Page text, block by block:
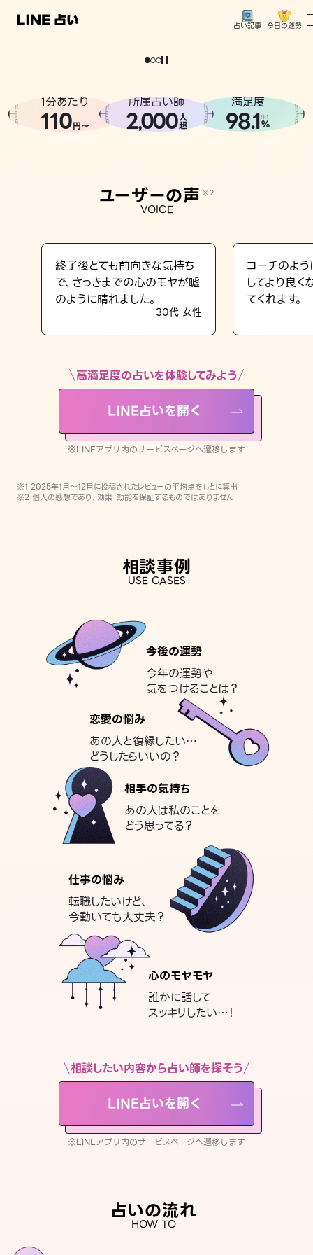
占い記事 今日の運勢
相談事例
LINE占いを開く
※LINEアプリ内のサービスページへ遷移します
どうせなら
。
1分あたり
110円〜
所属占い師
2,000人
超
満足度
98.1※1
%
ユーザーの声 ※2
VOICE
終了後とても前向きな気持ち
で、さっきまでの心のモヤが嘘
のように晴れました。
30代 女性
コーチのよ
してより良
てくれます。
高満足度の占いを体験してみよう
LINE占いを開く
※LINEアプリ内のサービスページへ遷移します
※1 2025年1月〜12月に投稿されたレビューの平均点をもとに算出
※2 個人の感想であり、効果・効能を保証するものではありません
相談事例
USE CASES
今後の運勢
今年の運勢や
気をつけることは？
恋愛の悩み
あの人と復縁したい…
どうしたらいいの？
相手の気持ち
あの人は私のことを
どう思ってる？
仕事の悩み
転職したいけど、
今動いても大丈夫？
心のモヤモヤ
誰かに話して
スッキリしたい…！
相談したい内容から占い師を探そう
LINE占いを開く
※LINEアプリ内のサービスページへ遷移します
占いの流れ
HOW TO